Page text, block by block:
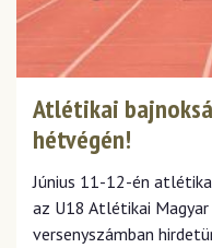
Atlétikai
hétvégén!
Június 11-12-én
az U18 Atlétikai
versenyszámban